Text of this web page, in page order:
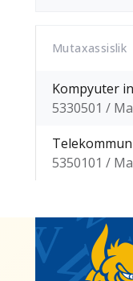
Mutaxassislik
Kompyuter
5330501 /
5350101 /